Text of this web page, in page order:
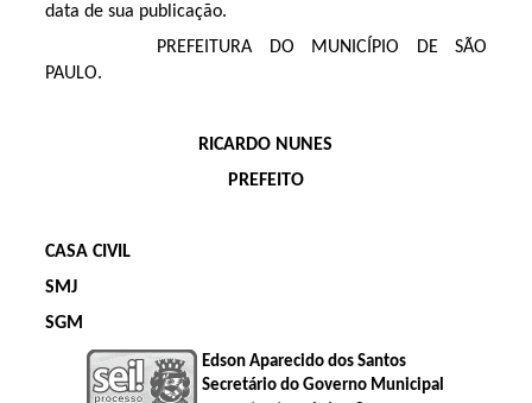
data de sua publicação.
PREFEITURA DO MUNICÍPIO DE SÃO
PAULO.
RICARDO NUNES
PREFEITO
CASA CIVIL
SMJ
SGM
Edson Aparecido dos Santos
Secretário do Governo Municipal